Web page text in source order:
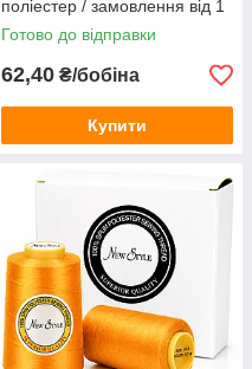
поліестер / замовлення від 1
бобіни
Готово до відправки
62,40 ₴/бобіна
Купити